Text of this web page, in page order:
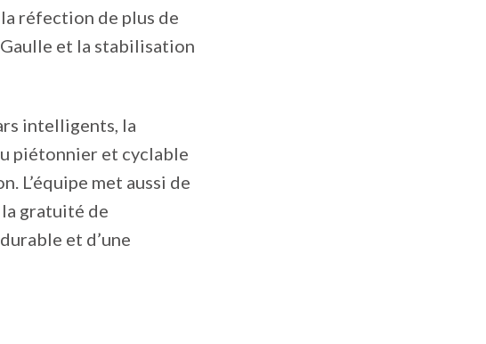
réfection de plus de
et la stabilisation
intelligents, la
piétonnier et cyclable
L’équipe met aussi de
gratuité de
et d’une